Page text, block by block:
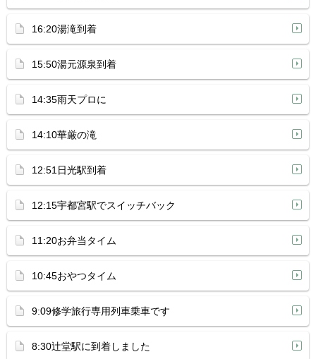
16:20湯滝到着
15:50湯元源泉到着
14:35雨天プロに
14:10華厳の滝
12:51日光駅到着
12:15宇都宮駅でスイッチバック
11:20お弁当タイム
10:45おやつタイム
9:09修学旅行専用列車乗車です
8:30辻堂駅に到着しました